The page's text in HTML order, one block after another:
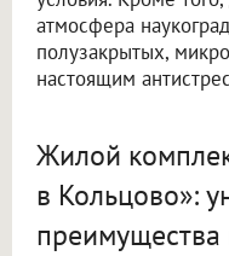
атмосфера
полузакрытых,
настоящим
Жилой
в Кольцово»:
преимущества